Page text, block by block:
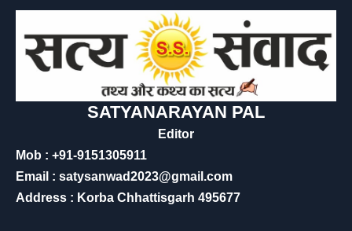
SATYANARAYAN PAL
Editor
Mob : +91-9151305911
Email : satysanwad2023@gmail.com
Address : Korba Chhattisgarh 495677